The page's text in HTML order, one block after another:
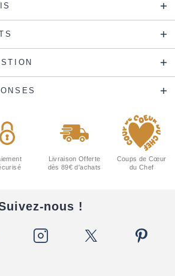
Livraison Offerte
dès 89€ d'achats
Coups de Cœur
du Chef
nous !